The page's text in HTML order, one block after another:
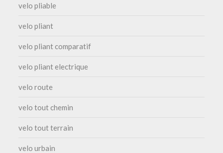
velo pliable
velo pliant
velo pliant comparatif
velo pliant electrique
velo route
velo tout chemin
velo tout terrain
velo urbain